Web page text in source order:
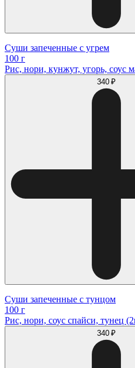
Суши запеченные с угрем
100 г
Рис, нори, кунжут, угорь, соус
340 ₽
Суши запеченные с тунцом
100 г
Рис, нори, соус спайси, тунец
340 ₽